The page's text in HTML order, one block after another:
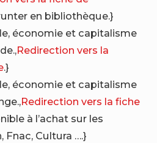
en bibliothèque.}
économie et capitalisme
Redirection vers la
.}
économie et capitalisme
Redirection vers la fiche
à l’achat sur les
Cultura ….}